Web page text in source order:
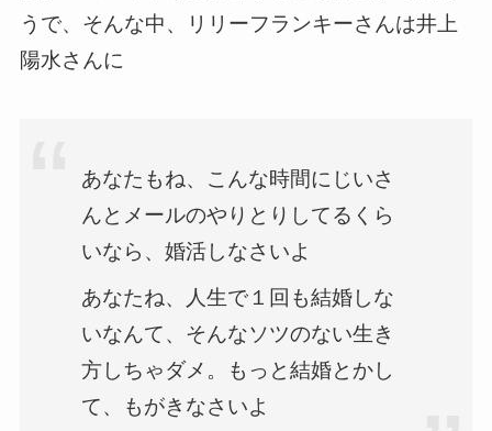
うで、そんな中、リリーフランキーさんは井上
陽水さんに
あなたもね、こんな時間にじいさ
んとメールのやりとりしてるくら
いなら、婚活しなさいよ
あなたね、人生で１回も結婚しな
いなんて、そんなソツのない生き
方しちゃダメ。もっと結婚とかし
て、もがきなさいよ